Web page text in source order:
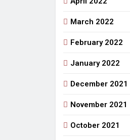
March 2022
February 2022
January 2022
December 2021
November 2021
October 2021